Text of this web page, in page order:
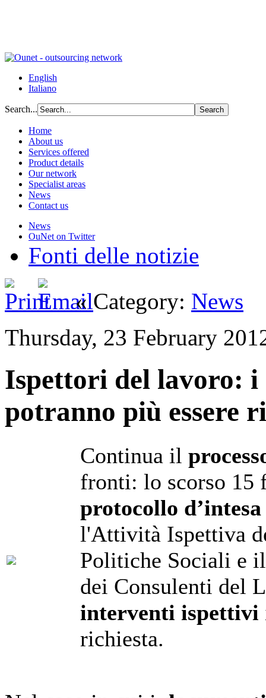
English
Italiano
Search...
Home
About us
Services offered
Product details
Our network
Specialist areas
News
Contact us
News
OuNet on Twitter
Fonti delle notizie
« Category: News
Thursday, 23 February
Ispettori del lavoro: i
potranno più essere
Continua il
fronti: lo scorso 15
protocollo d’intesa
l'Attività Ispettiva
Politiche Sociali e
dei Consulenti del
interventi ispettivi
richiesta.